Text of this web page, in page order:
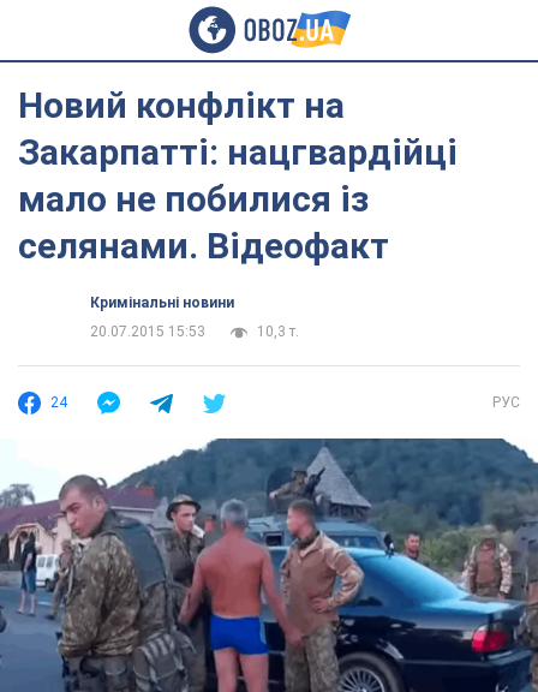
Новий конфлікт на
Закарпатті: нацгвардійці
мало не побилися із
селянами. Відеофакт
Кримінальні новини
20.07.2015 15:53
10,3 т.
24 РУС